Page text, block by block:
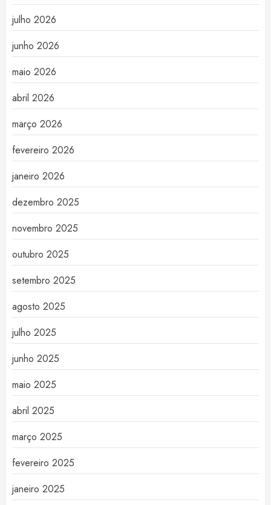
julho 2026
junho 2026
maio 2026
abril 2026
março 2026
fevereiro 2026
janeiro 2026
dezembro 2025
novembro 2025
outubro 2025
setembro 2025
agosto 2025
julho 2025
junho 2025
maio 2025
abril 2025
março 2025
fevereiro 2025
janeiro 2025